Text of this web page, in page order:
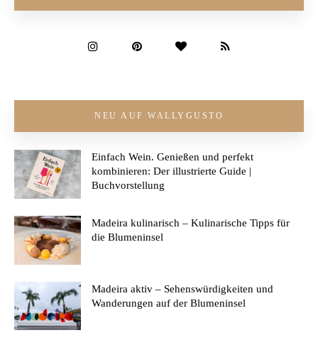
NEU AUF WALLYGUSTO
Einfach Wein. Genießen und perfekt
kombinieren: Der illustrierte Guide |
Buchvorstellung
Madeira kulinarisch – Kulinarische Tipps für
die Blumeninsel
Madeira aktiv – Sehenswürdigkeiten und
Wanderungen auf der Blumeninsel